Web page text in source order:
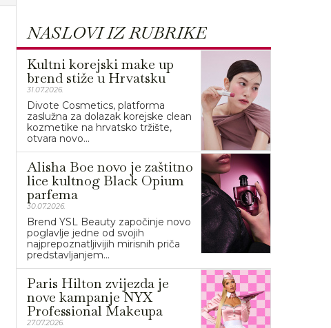
NASLOVI IZ RUBRIKE
Kultni korejski make up
brend stiže u Hrvatsku
31.07.2026.
Divote Cosmetics, platforma
zaslužna za dolazak korejske clean
kozmetike na hrvatsko tržište,
otvara novo...
Alisha Boe novo je zaštitno
lice kultnog Black Opium
parfema
30.07.2026.
Brend YSL Beauty započinje novo
poglavlje jedne od svojih
najprepoznatljivijih mirisnih priča
predstavljanjem...
Paris Hilton zvijezda je
nove kampanje NYX
Professional Makeupa
27.07.2026.